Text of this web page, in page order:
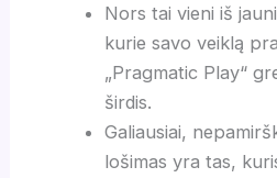
Nors tai vieni iš
kurie savo veiklą
„Pragmatic Play“
širdis.
Galiausiai,
lošimas yra tas,